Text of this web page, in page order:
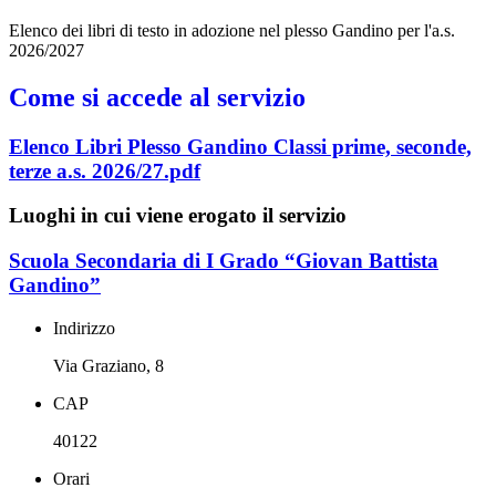
Elenco dei libri di testo in adozione nel plesso Gandino per l'a.s.
2026/2027
Come si accede al servizio
Elenco Libri Plesso Gandino Classi prime, seconde,
terze a.s. 2026/27.pdf
Luoghi in cui viene erogato il servizio
Scuola Secondaria di I Grado “Giovan Battista
Gandino”
Indirizzo
Via Graziano, 8
CAP
40122
Orari